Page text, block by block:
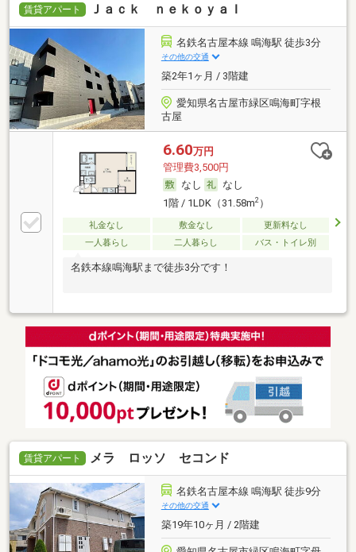
賃貸アパート Ｊａｃｋ ｎｅｋｏｙａＩ
名鉄名古屋本線 鳴海駅 徒歩3分
その他の交通
築2年1ヶ月 / 3階建
愛知県名古屋市緑区鳴海町字根
古屋
6.60万円
管理費3,500円
なし
なし
1階 / 1LDK（31.58m2）
礼金なし 敷金なし
更新料なし
一人暮らし
二人暮らし バス・トイレ別
名鉄本線鳴海駅まで徒歩3分です！
賃貸アパート メラ ロッソ セコンド
名鉄名古屋本線 鳴海駅 徒歩9分
その他の交通
築19年10ヶ月 / 2階建